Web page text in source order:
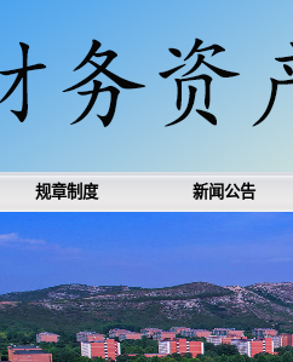
规章制度 新闻公告